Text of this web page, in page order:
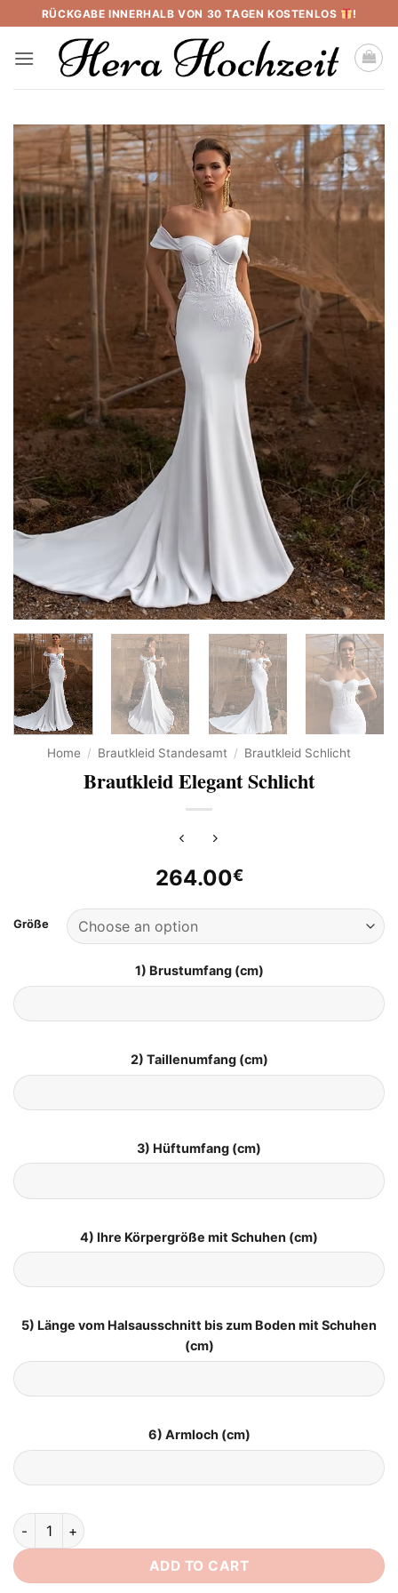
to
content
RÜCKGABE INNERHALB VON 30 TAGEN KOSTENLOS !
Home / Brautkleid Standesamt / Brautkleid Schlicht
Brautkleid Elegant Schlicht
264.00€
Größe
1) Brustumfang (cm)
2) Taillenumfang (cm)
3) Hüftumfang (cm)
4) Ihre Körpergröße mit Schuhen (cm)
5) Länge vom Halsausschnitt bis zum Boden mit Schuhen
(cm)
6) Armloch (cm)
Brautkleid Elegant Schlicht quantity
ADD TO CART